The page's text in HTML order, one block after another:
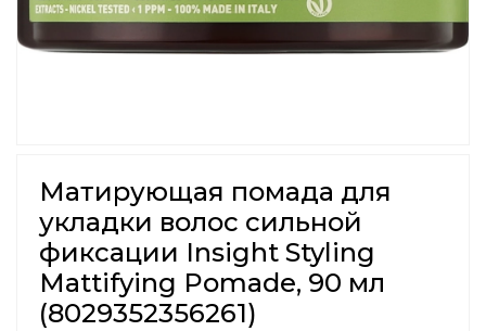
Матирующая помада для
укладки волос сильной
фиксации Insight Styling
Mattifying Pomade, 90 мл
(8029352356261)